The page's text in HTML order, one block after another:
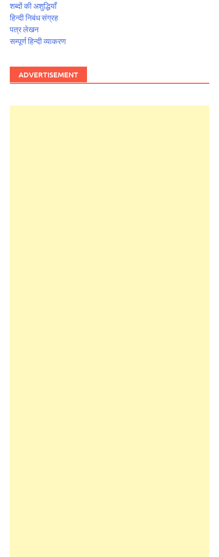
शब्दों की अशुद्धियाँ
हिन्दी निबंध संग्रह
पत्र लेखन
सम्पूर्ण हिन्दी व्याकरण
ADVERTISEMENT